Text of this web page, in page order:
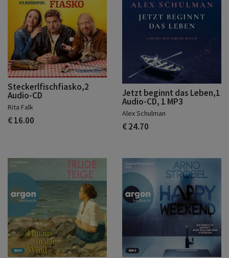
Steckerlfischfiasko,2
Audio-CD
Rita Falk
€ 16.00
Jetzt beginnt das Leben,1
Audio-CD, 1 MP3
Alex Schulman
€ 24.70